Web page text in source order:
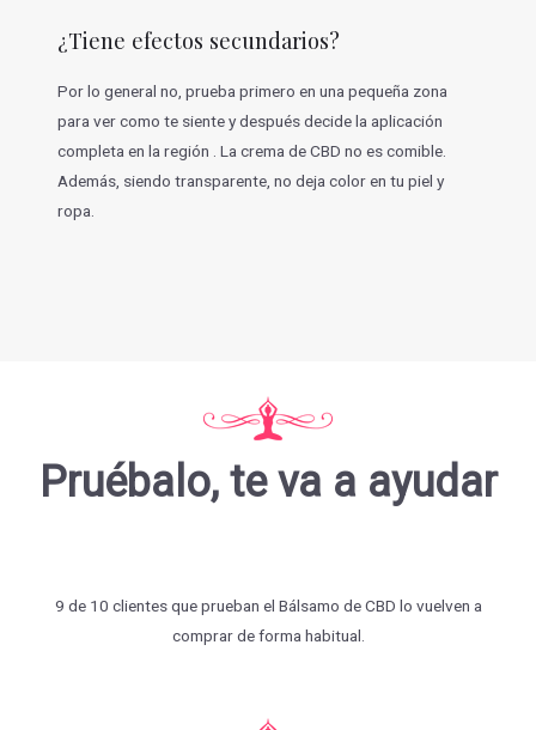
¿Tiene efectos secundarios?
Por lo general no, prueba primero en una pequeña zona
para ver como te siente y después decide la aplicación
completa en la región . La crema de CBD no es comible.
Además, siendo transparente, no deja color en tu piel y
ropa.
Pruébalo, te va a ayudar
9 de 10 clientes que prueban el Bálsamo de CBD lo vuelven a
comprar de forma habitual.